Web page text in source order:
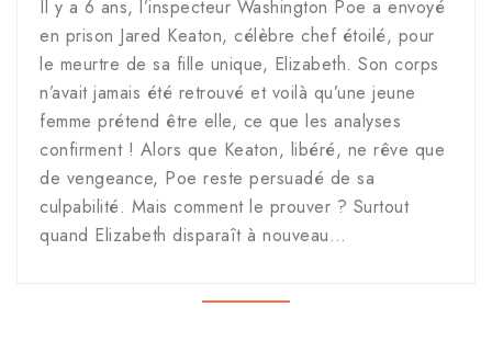
Il y a 6 ans, l’inspecteur Washington Poe a envoyé
en prison Jared Keaton, célèbre chef étoilé, pour
le meurtre de sa fille unique, Elizabeth. Son corps
n’avait jamais été retrouvé et voilà qu’une jeune
femme prétend être elle, ce que les analyses
confirment ! Alors que Keaton, libéré, ne rêve que
de vengeance, Poe reste persuadé de sa
culpabilité. Mais comment le prouver ? Surtout
quand Elizabeth disparaît à nouveau…